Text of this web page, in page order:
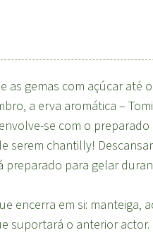
as gemas com açúcar até
a erva aromática –
se com o
serem chantilly!
para gelar
encerra em si: manteiga,
suportará o anterior actor.